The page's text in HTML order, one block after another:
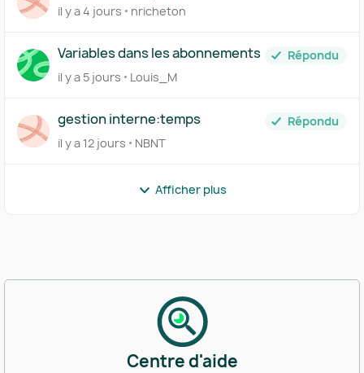
il y a 4 jours nricheton
Variables dans les abonnements
Répondu
il y a 5 jours
Louis_M
gestion interne:temps
Répondu
il y a 12 jours
NBNT
Afficher plus
Centre d'aide